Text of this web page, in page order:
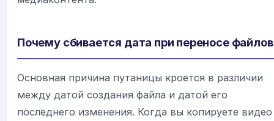
Почему сбивается дата при переносе файлов
Основная причина путаницы кроется в различии
между датой создания файла и датой его
последнего изменения. Когда вы копируете видео